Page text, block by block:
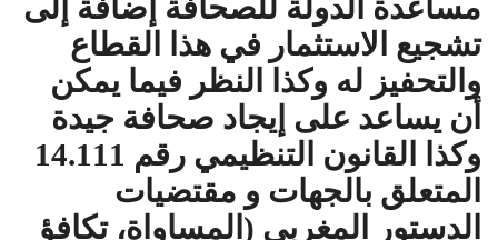
مساعدة الدولة للصحافة إضافة إلى
تشجيع الاستثمار في هذا القطاع
والتحفيز له وكذا النظر فيما يمكن
أن يساعد على إيجاد صحافة جيدة
وكذا القانون التنظيمي رقم 14.111
المتعلق بالجهات و مقتضيات
الدستور المغربي (المساواة، تكافؤ